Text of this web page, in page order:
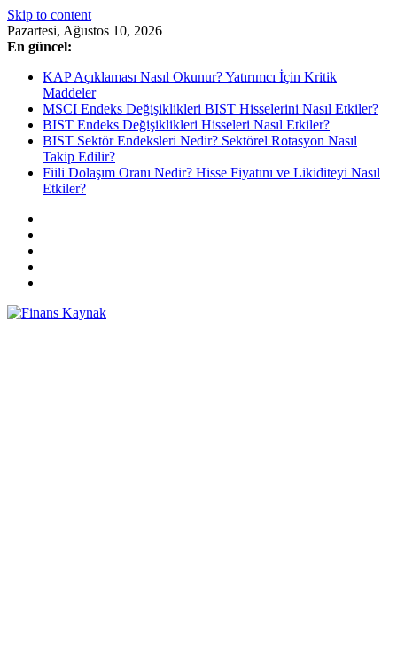
Skip to content
Pazartesi, Ağustos 10, 2026
En güncel:
KAP Açıklaması Nasıl Okunur? Yatırımcı İçin Kritik
Maddeler
MSCI Endeks Değişiklikleri BIST Hisselerini Nasıl Etkiler?
BIST Endeks Değişiklikleri Hisseleri Nasıl Etkiler?
BIST Sektör Endeksleri Nedir? Sektörel Rotasyon Nasıl
Takip Edilir?
Fiili Dolaşım Oranı Nedir? Hisse Fiyatını ve Likiditeyi Nasıl
Etkiler?